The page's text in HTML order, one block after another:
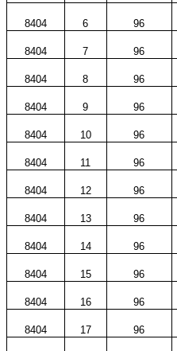
8404 6 96
8404 7 96
8404 8 96
8404 9 96
8404 10 96
8404 11 96
8404 12 96
8404 13 96
8404 14 96
8404 15 96
8404 16 96
8404 17 96